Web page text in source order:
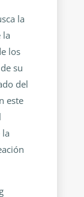
la
la
los
su
del
este